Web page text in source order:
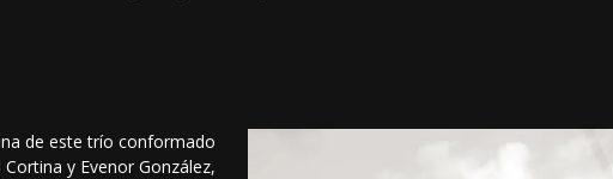
de este trío conformado
y Evenor González,